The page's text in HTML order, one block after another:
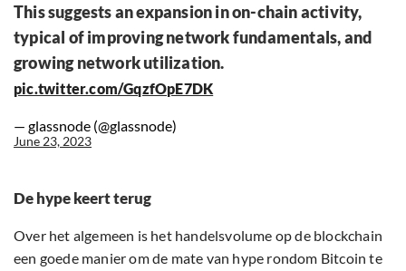
This suggests an expansion in on-chain activity,
typical of improving network fundamentals, and
growing network utilization.
pic.twitter.com/GqzfOpE7DK
— glassnode (@glassnode)
June 23, 2023
De hype keert terug
Over het algemeen is het handelsvolume op de blockchain
een goede manier om de mate van hype rondom Bitcoin te